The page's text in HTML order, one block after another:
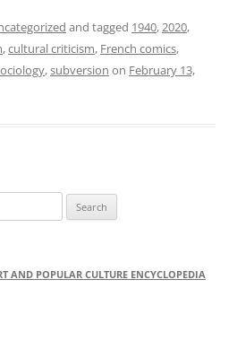
and tagged 1940,2020,
,cultural criticism, French comics,
,subversion on February 13,
AND POPULAR CULTURE ENCYCLOPEDIA